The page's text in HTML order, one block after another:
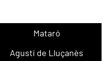
Mataró
Agustí de Lluçanès